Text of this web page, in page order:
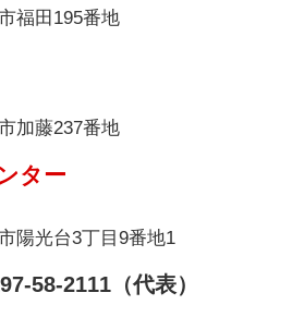
福田195番地
加藤237番地
ター
陽光台3丁目9番地1
58-2111（代表）